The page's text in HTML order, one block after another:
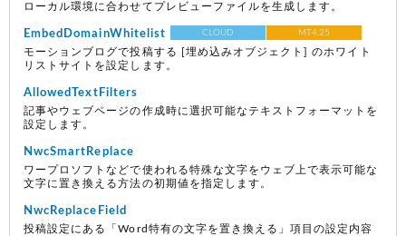
ローカル環境に合わせてプレビューファイルを生成します。
EmbedDomainWhitelist CLOUD MT4.25
モーションブログで投稿する [埋め込みオブジェクト] のホワイト
リストサイトを設定します。
AllowedTextFilters
記事やウェブページの作成時に選択可能なテキストフォーマットを
設定します。
NwcSmartReplace
ワープロソフトなどで使われる特殊な文字をウェブ上で表示可能な
文字に置き換える方法の初期値を指定します。
NwcReplaceField
投稿設定にある「Word特有の文字を置き換える」項目の設定内容